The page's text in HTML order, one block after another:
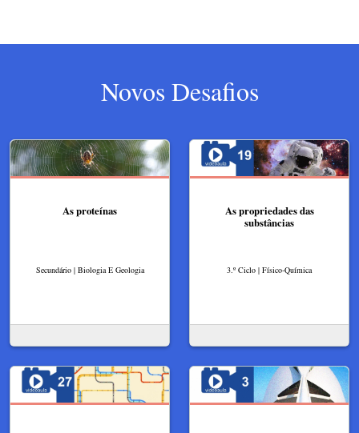
Novos Desafios
As proteínas
Secundário | Biologia E Geologia
As propriedades das
substâncias
3.º Ciclo | Físico-Química